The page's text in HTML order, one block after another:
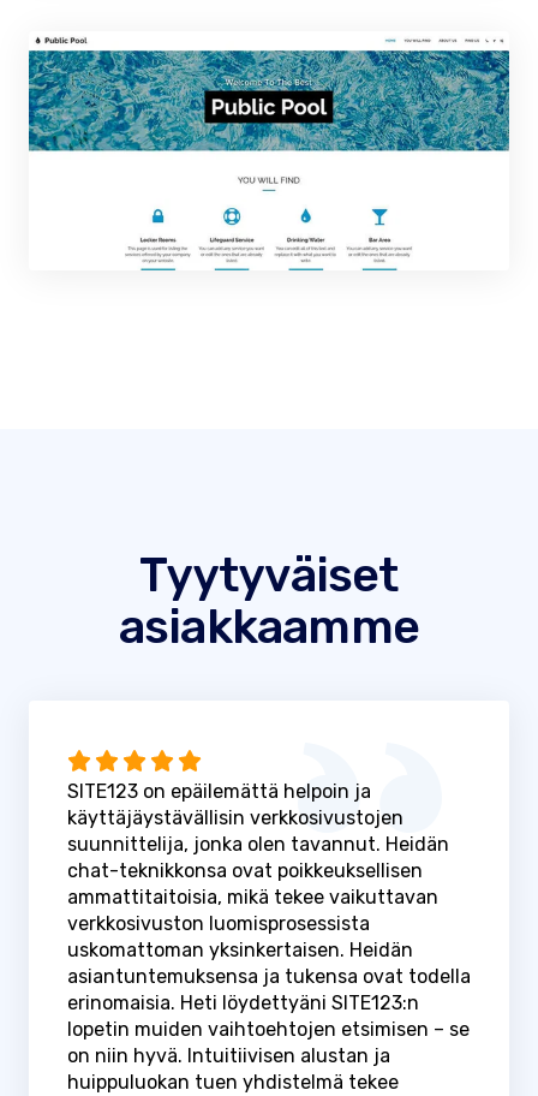
Tyytyväiset
asiakkaamme
SITE123 on epäilemättä helpoin ja
käyttäjäystävällisin verkkosivustojen
suunnittelija, jonka olen tavannut. Heidän
chat-teknikkonsa ovat poikkeuksellisen
ammattitaitoisia, mikä tekee vaikuttavan
verkkosivuston luomisprosessista
uskomattoman yksinkertaisen. Heidän
asiantuntemuksensa ja tukensa ovat todella
erinomaisia. Heti löydettyäni SITE123:n
lopetin muiden vaihtoehtojen etsimisen – se
on niin hyvä. Intuitiivisen alustan ja
huippuluokan tuen yhdistelmä tekee